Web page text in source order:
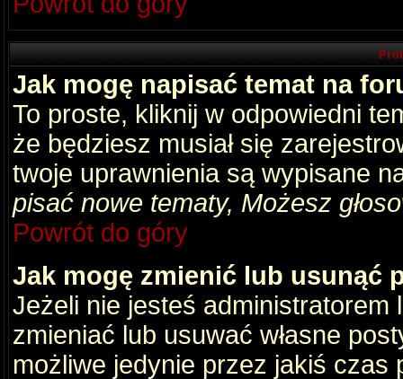
Jak mogę napisać temat na
To proste, kliknij w odpowiedni
że będziesz musiał się
twoje uprawnienia są wypisane
pisać nowe tematy, Możesz
Powrót do góry
Jak mogę zmienić lub usunąć
Jeżeli nie jesteś
zmieniać lub usuwać własne
możliwe jedynie przez jakiś